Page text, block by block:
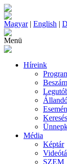
Magyar| English |
Menü
Híreink
Média
Képtár
SZEM